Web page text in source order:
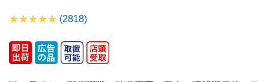
(2818)